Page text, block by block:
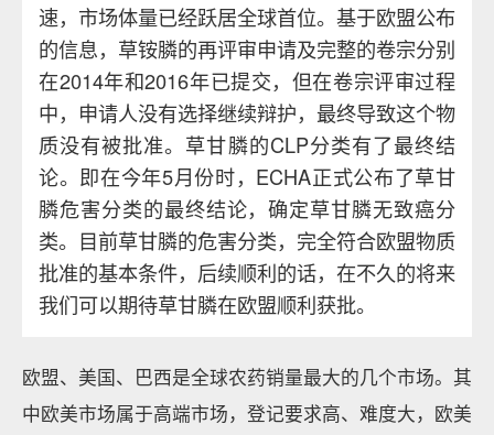
速，市场体量已经跃居全球首位。基于欧盟公布
的信息，草铵膦的再评审申请及完整的卷宗分别
在2014年和2016年已提交，但在卷宗评审过程
中，申请人没有选择继续辩护，最终导致这个物
质没有被批准。草甘膦的CLP分类有了最终结
论。即在今年5月份时，ECHA正式公布了草甘
膦危害分类的最终结论，确定草甘膦无致癌分
类。目前草甘膦的危害分类，完全符合欧盟物质
批准的基本条件，后续顺利的话，在不久的将来
我们可以期待草甘膦在欧盟顺利获批。
欧盟、美国、巴西是全球农药销量最大的几个市场。其
中欧美市场属于高端市场，登记要求高、难度大，欧美